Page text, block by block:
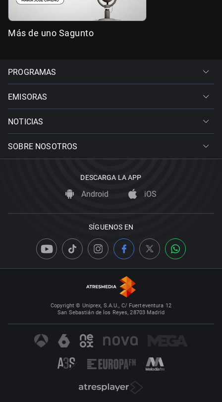
Más de uno Sagunto
PROGRAMAS
EMISORAS
NOTICIAS
SOBRE NOSOTROS
DESCARGA LA APP
Android iOS
SÍGUENOS EN
Copyright © Uniprex, S.A.U., C/ Fuerteventura 12
San Sebastián de los Reyes, 28703 Madrid